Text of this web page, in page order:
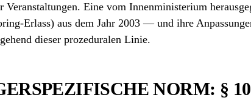
Eine vom Innenministerium
Erlass) aus dem Jahr 2003 — und ihre
dieser prozeduralen Linie.
NORM: §